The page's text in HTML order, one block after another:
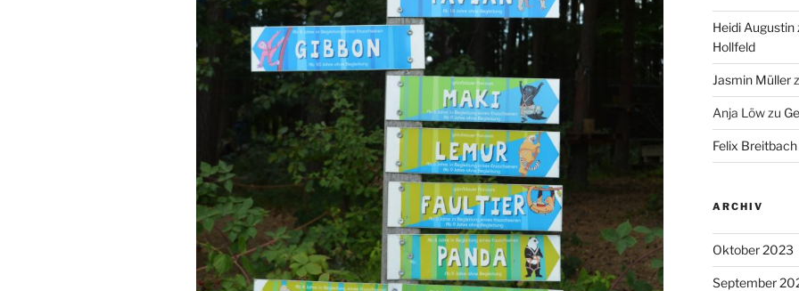
Heidi Augustin
Hollfeld
Jasmin Müller
Anja Löwzu
Felix Breitbach
ARCHIV
Oktober 2023
September